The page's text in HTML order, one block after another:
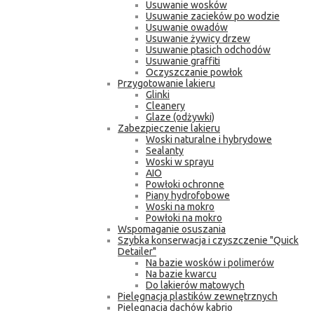
Usuwanie wosków
Usuwanie zacieków po wodzie
Usuwanie owadów
Usuwanie żywicy drzew
Usuwanie ptasich odchodów
Usuwanie graffiti
Oczyszczanie powłok
Przygotowanie lakieru
Glinki
Cleanery
Glaze (odżywki)
Zabezpieczenie lakieru
Woski naturalne i hybrydowe
Sealanty
Woski w sprayu
AIO
Powłoki ochronne
Piany hydrofobowe
Woski na mokro
Powłoki na mokro
Wspomaganie osuszania
Szybka konserwacja i czyszczenie "Quick
Detailer"
Na bazie wosków i polimerów
Na bazie kwarcu
Do lakierów matowych
Pielęgnacja plastików zewnętrznych
Pielęgnacja dachów kabrio